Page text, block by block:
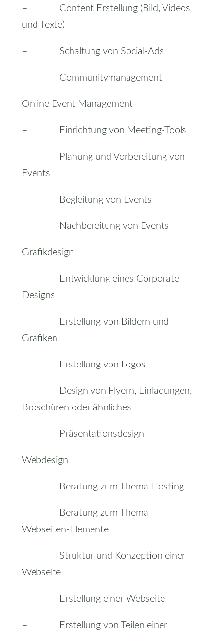
– Content Erstellung (Bild, Videos
und Texte)
– Schaltung von Social-Ads
– Communitymanagement
Online Event Management
– Einrichtung von Meeting-Tools
– Planung und Vorbereitung von
Events
– Begleitung von Events
– Nachbereitung von Events
Grafikdesign
– Entwicklung eines Corporate
Designs
– Erstellung von Bildern und
Grafiken
– Erstellung von Logos
– Design von Flyern, Einladungen,
Broschüren oder ähnliches
– Präsentationsdesign
Webdesign
– Beratung zum Thema Hosting
– Beratung zum Thema
Webseiten-Elemente
– Struktur und Konzeption einer
Webseite
– Erstellung einer Webseite
– Erstellung von Teilen einer